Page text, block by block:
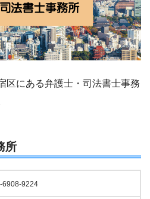
区にある弁護士・司法書士事務
所
6908-9224